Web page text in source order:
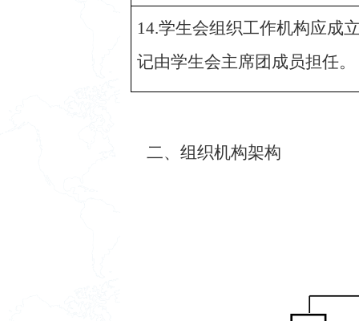
14.学生会组织工作机构应成
记由学生会主席团成员担任。
二、组织机构架构